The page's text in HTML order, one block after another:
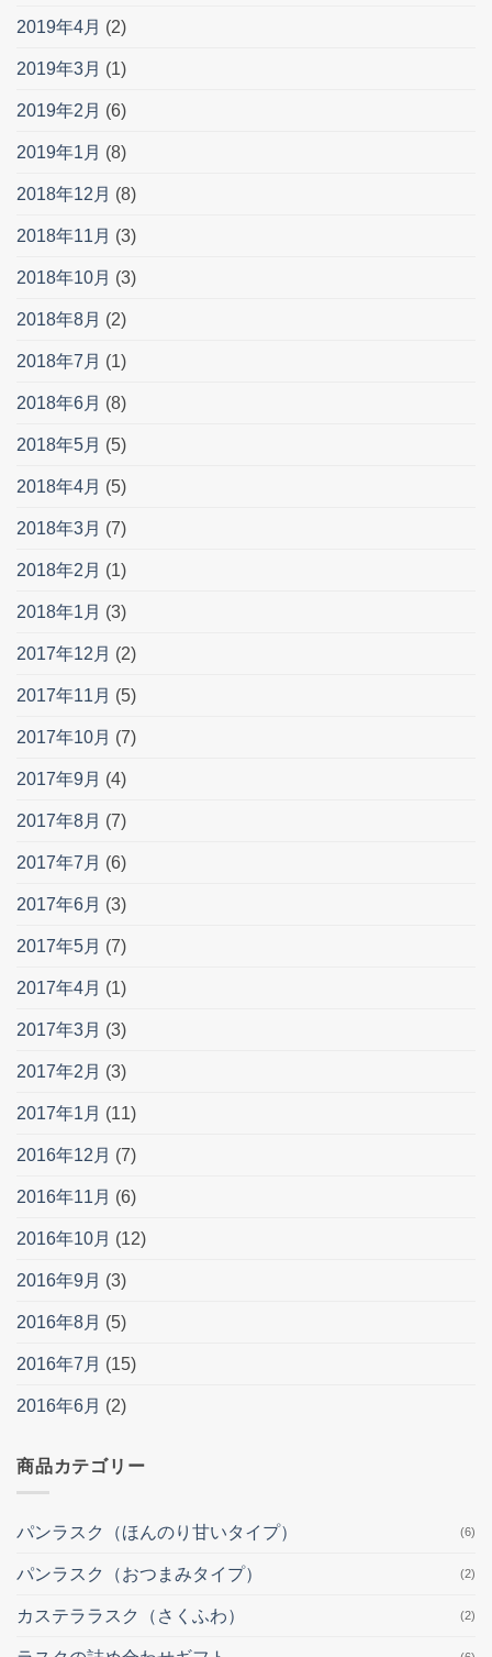
2019年4月 (2)
2019年3月 (1)
2019年2月 (6)
2019年1月 (8)
2018年12月 (8)
2018年11月 (3)
2018年10月 (3)
2018年8月 (2)
2018年7月 (1)
2018年6月 (8)
2018年5月 (5)
2018年4月 (5)
2018年3月 (7)
2018年2月 (1)
2018年1月 (3)
2017年12月 (2)
2017年11月 (5)
2017年10月 (7)
2017年9月 (4)
2017年8月 (7)
2017年7月 (6)
2017年6月 (3)
2017年5月 (7)
2017年4月 (1)
2017年3月 (3)
2017年2月 (3)
2017年1月 (11)
2016年12月 (7)
2016年11月 (6)
2016年10月 (12)
2016年9月 (3)
2016年8月 (5)
2016年7月 (15)
2016年6月 (2)
商品カテゴリー
パンラスク（ほんのり甘いタイプ） (6)
パンラスク（おつまみタイプ） (2)
カステララスク（さくふわ） (2)